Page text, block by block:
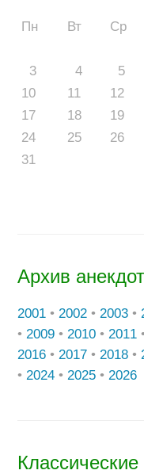
Пн Вт Ср
3
4 5
10
11 12
17
18 19
24
25 26
31
Архив
2001 • 2002 • 2003 •
• 2009 • 2010 • 2011 •
2016 • 2017 • 2018 •
• 2024 • 2025 • 2026